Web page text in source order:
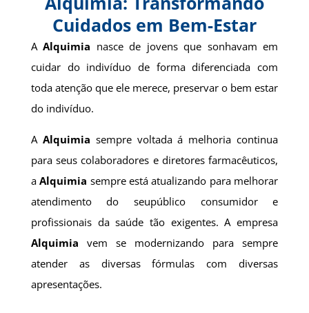
Cuidados em Bem-Estar
AAlquimia nasce de jovens que sonhavam em
cuidar do indivíduo de forma diferenciada com
toda atenção que ele merece, preservar o bem estar
do indivíduo.
A Alquimia sempre voltada á melhoria continua
para seus colaboradores e diretores farmacêuticos,
aAlquimia sempre está atualizando para melhorar
atendimento do seupúblico consumidor e
profissionais da saúde tão exigentes. A empresa
Alquimia vem se modernizando para sempre
atender as diversas fórmulas com diversas
apresentações.